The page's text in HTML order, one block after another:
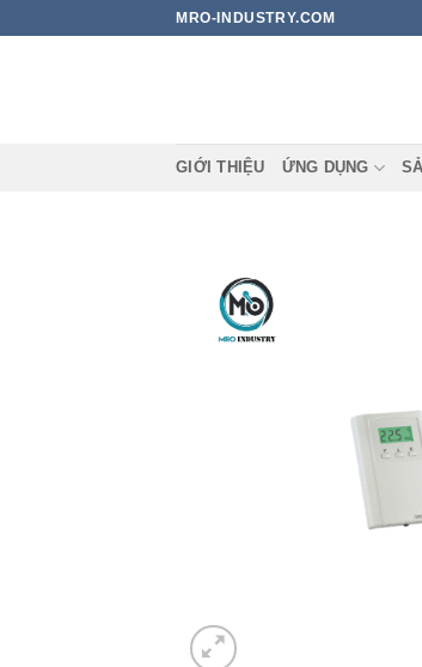
MRO-INDUSTRY.COM
GIỚI THIỆU ỨNG DỤNG